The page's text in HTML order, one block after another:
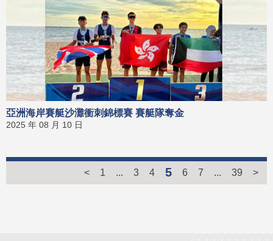
亞洲海岸賽艇沙灘衝刺錦標賽 賽艇隊奪金
2025 年 08 月 10 日
< 1 ... 3 4 5 6 7 ... 39 >